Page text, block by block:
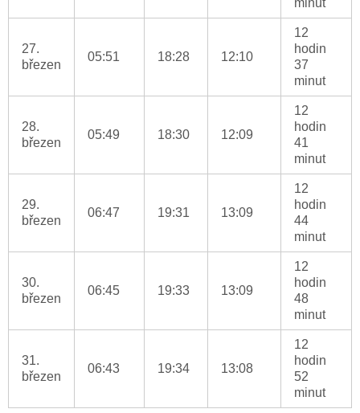
minut
27.
březen
05:51 18:28 12:10
12
hodin
37
minut
28.
březen
05:49 18:30 12:09
12
hodin
41
minut
29.
březen
06:47 19:31 13:09
12
hodin
44
minut
30.
březen
06:45 19:33 13:09
12
hodin
48
minut
31.
březen
06:43 19:34 13:08
12
hodin
52
minut